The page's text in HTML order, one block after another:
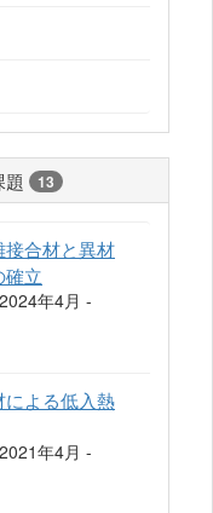
13
合材と異材
確立
年4月 -
よる低入熱
年4月 -